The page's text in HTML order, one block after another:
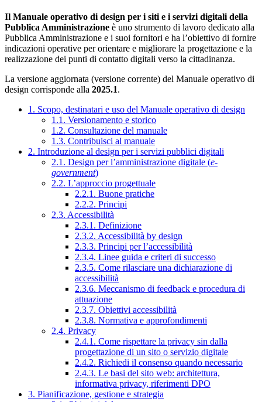
Il Manuale operativo di design per i siti e i servizi digitali della
Pubblica Amministrazione è uno strumento di lavoro dedicato alla
Pubblica Amministrazione e i suoi fornitori e ha l’obiettivo di fornire
indicazioni operative per orientare e migliorare la progettazione e la
realizzazione dei punti di contatto digitali verso la cittadinanza.
La versione aggiornata (versione corrente) del Manuale operativo di
design corrisponde alla 2025.1.
1. Scopo, destinatari e uso del Manuale operativo di design
1.1. Versionamento e storico
1.2. Consultazione del manuale
1.3. Contribuisci al manuale
2. Introduzione al design per i servizi pubblici digitali
2.1. Design per l’amministrazione digitale (e-
government)
2.2. L’approccio progettuale
2.2.1. Buone pratiche
2.2.2. Principi
2.3. Accessibilità
2.3.1. Definizione
2.3.2. Accessibilità by design
2.3.3. Principi per l’accessibilità
2.3.4. Linee guida e criteri di successo
2.3.5. Come rilasciare una dichiarazione di
accessibilità
2.3.6. Meccanismo di feedback e procedura di
attuazione
2.3.7. Obiettivi accessibilità
2.3.8. Normativa e approfondimenti
2.4. Privacy
2.4.1. Come rispettare la privacy sin dalla
progettazione di un sito o servizio digitale
2.4.2. Richiedi il consenso quando necessario
2.4.3. Le basi del sito web: architettura,
informativa privacy, riferimenti DPO
3. Pianificazione, gestione e strategia